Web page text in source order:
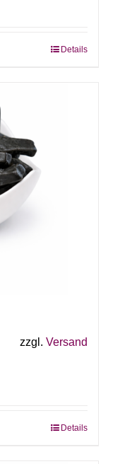
Details
zzgl. Versand
Details